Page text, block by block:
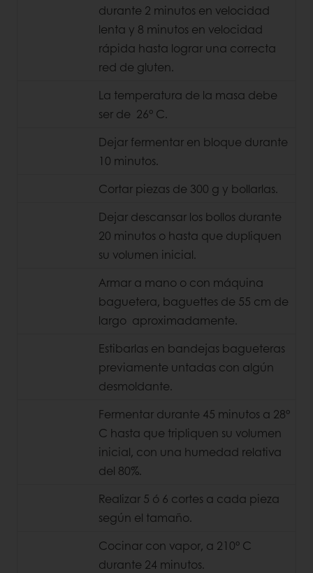
durante 2 minutos en velocidad
lenta y 8 minutos en velocidad
rápida hasta lograr una correcta
red de gluten.
La temperatura de la masa debe
ser de 26° C.
Dejar fermentar en bloque durante
10 minutos.
Cortar piezas de 300 g y bollarlas.
Dejar descansar los bollos durante
20 minutos o hasta que dupliquen
su volumen inicial.
Armar a mano o con máquina
baguetera, baguettes de 55 cm de
largo aproximadamente.
Estibarlas en bandejas bagueteras
previamente untadas con algún
desmoldante.
Fermentar durante 45 minutos a 28°
C hasta que tripliquen su volumen
inicial, con una humedad relativa
del 80%.
Realizar 5 ó 6 cortes a cada pieza
según el tamaño.
Cocinar con vapor, a 210° C
durante 24 minutos.